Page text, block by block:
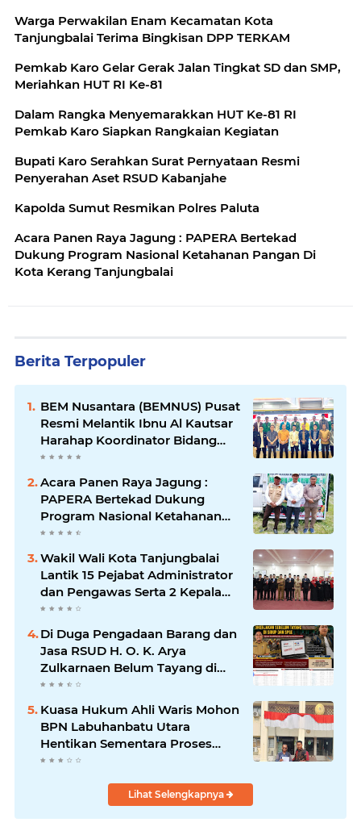
Warga Perwakilan Enam Kecamatan Kota
Tanjungbalai Terima Bingkisan DPP TERKAM
Pemkab Karo Gelar Gerak Jalan Tingkat SD dan SMP,
Meriahkan HUT RI Ke-81
Dalam Rangka Menyemarakkan HUT Ke-81 RI
Pemkab Karo Siapkan Rangkaian Kegiatan
Bupati Karo Serahkan Surat Pernyataan Resmi
Penyerahan Aset RSUD Kabanjahe
Kapolda Sumut Resmikan Polres Paluta
Acara Panen Raya Jagung : PAPERA Bertekad
Dukung Program Nasional Ketahanan Pangan Di
Kota Kerang Tanjungbalai
Berita Terpopuler
BEM Nusantara (BEMNUS) Pusat
Resmi Melantik Ibnu Al Kautsar
Harahap Koordinator Bidang
(Korbid) BEMNUS Periode
Acara Panen Raya Jagung :
PAPERA Bertekad Dukung
Program Nasional Ketahanan
Pangan Di Kota Kerang
Tanjungbalai
Wakil Wali Kota Tanjungbalai
Lantik 15 Pejabat Administrator
dan Pengawas Serta 2 Kepala
Puskesmas Pemko
Tanjungbalai
Di Duga Pengadaan Barang dan
Jasa RSUD H. O. K. Arya
Zulkarnaen Belum Tayang di
SiRUP dan SPSE, Tapi Sudah
Dikerjakan: Indikasi
Maladministrasi dan Potensi
Pelanggaran Hukum
Kuasa Hukum Ahli Waris Mohon
BPN Labuhanbatu Utara
Hentikan Sementara Proses
Sertifikat Tanah Objek Sengketa
Lihat Selengkapnya